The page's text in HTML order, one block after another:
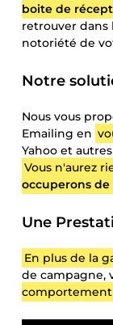
boite de
retrouver dans
notoriété de
Notre
Nous vous
Emailing en
Yahoo et
Vous n'aurez
occuperons
Une
En plus de la
de campagne,
comportement